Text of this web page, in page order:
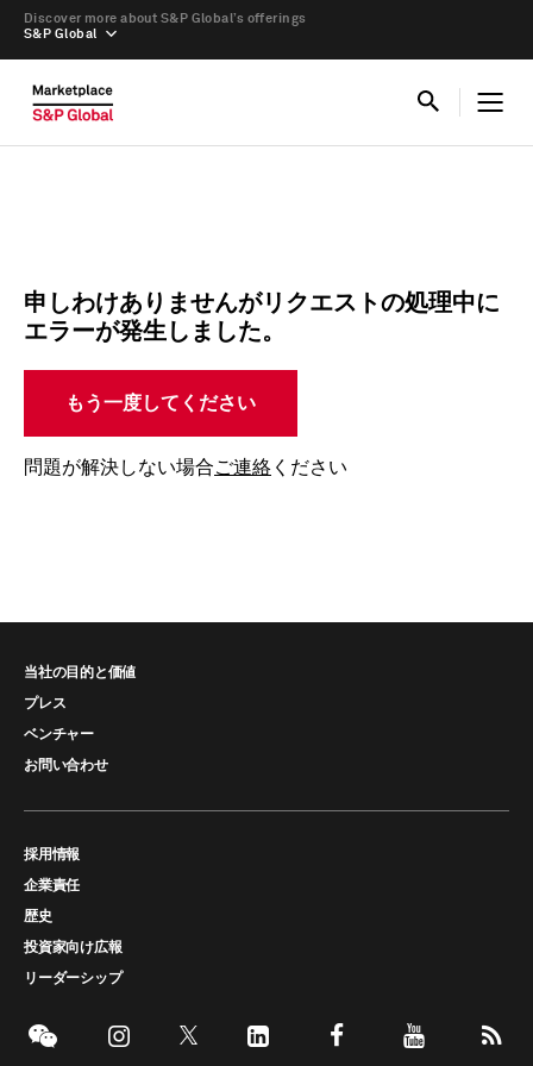
S&P Global
Discover more about S&P Global’s offerings
申しわけありませんがリクエストの処理中に
エラーが発生しました。
もう一度してください
問題が解決しない場合ご連絡 ください
当社の目的と価値
プレス
ベンチャー
お問い合わせ
採用情報
企業責任
歴史
投資家向け広報
リーダーシップ